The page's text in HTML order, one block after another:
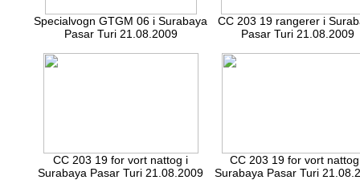
Specialvogn GTGM 06 i Surabaya
Pasar Turi 21.08.2009
CC 203 19 rangerer i
Pasar Turi 21.08.2009
CC 203 19 for vort nattog i
Surabaya Pasar Turi 21.08.2009
CC 203 19 for vort
Surabaya Pasar Turi